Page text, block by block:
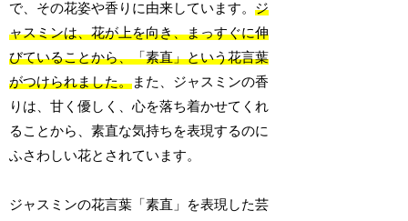
で、その花姿や香りに由来しています。ジ
ャスミンは、花が上を向き、まっすぐに伸
びていることから、「素直」という花言葉
がつけられました。また、ジャスミンの香
りは、甘く優しく、心を落ち着かせてくれ
ることから、素直な気持ちを表現するのに
ふさわしい花とされています。
ジャスミンの花言葉「素直」を表現した芸